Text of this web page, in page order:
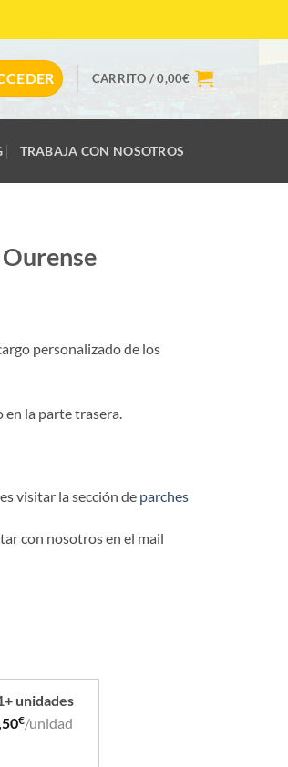
CARRITO /0,00€
TRABAJA CON NOSOTROS
personalizado de los
la parte trasera.
visitar la sección de parches
con nosotros en el mail
unidades
€/unidad